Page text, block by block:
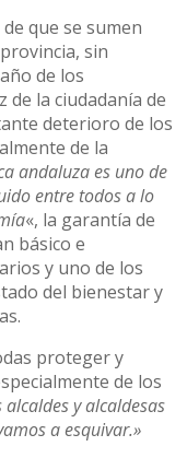
que se sumen
sin
de los
de la ciudadanía de
deterioro de los
de la
andaluza es uno de
entre todos a lo
«, la garantía de
básico e
y uno de los
del bienestar y
proteger y
de los
y alcaldesas
a esquivar.»